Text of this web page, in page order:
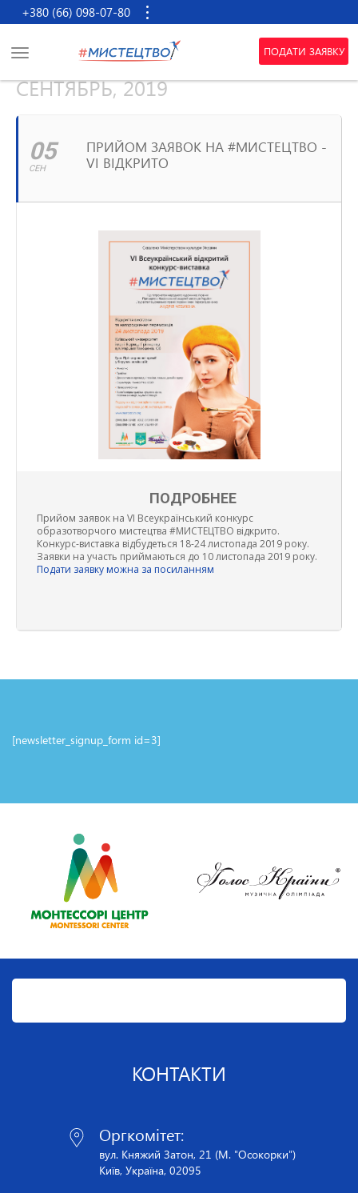
+380 (66) 098-07-80
ПОДАТИ ЗАЯВКУ
СЕНТЯБРЬ, 2019
05
СЕН
ПРИЙОМ ЗАЯВОК НА #МИСТЕЦТВО -
VI ВІДКРИТО
ПОДРОБНЕЕ
Прийом заявок на VI Всеукраїнський конкурс
образотворчого мистецтва #МИСТЕЦТВО відкрито.
Конкурс-виставка відбудеться 18-24 листопада 2019 року.
Заявки на участь приймаються до 10 листопада 2019 року.
Подати заявку можна за посиланням
[newsletter_signup_form id=3]
КОНТАКТИ
Оргкомітет:
вул. Княжий Затон, 21 (М. "Осокорки")
Київ, Україна, 02095